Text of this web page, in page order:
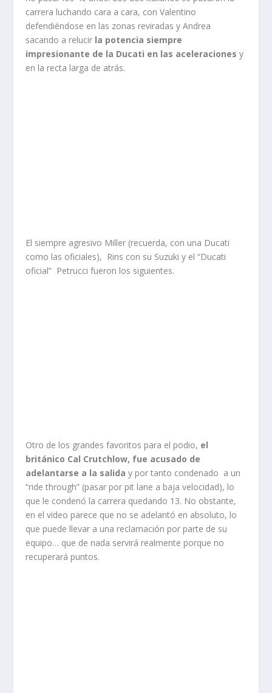
carrera luchando cara a cara, con Valentino
defendiéndose en las zonas reviradas y Andrea
sacando a relucir la potencia siempre
impresionante de la Ducati en las aceleracionesy
en la recta larga de atrás.
El siempre agresivo Miller (recuerda, con una Ducati
como las oficiales), Rins con su Suzuki y el “Ducati
oficial” Petrucci fueron los siguientes.
Otro de los grandes favoritos para el podio, el
británico Cal Crutchlow, fue acusado de
adelantarse a la saliday por tanto condenado a un
“ride through” (pasar por pit lane a baja velocidad), lo
que le condenó la carrera quedando 13. No obstante,
en el video parece que no se adelantó en absoluto, lo
que puede llevar a una reclamación por parte de su
equipo… que de nada servirá realmente porque no
recuperará puntos.